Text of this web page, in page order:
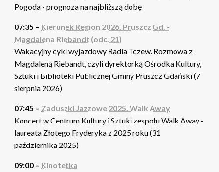
Pogoda - prognoza na najbliższą dobę
07:35 – Kierunek Region 2026. Pruszcz Gd. -
Magdalena Riebandt (odc. 21)
Wakacyjny cykl wyjazdowy Radia Tczew. Rozmowa z
Magdaleną Riebandt, czyli dyrektorką Ośrodka Kultury,
Sztuki i Biblioteki Publicznej Gminy Pruszcz Gdański (7
sierpnia 2026)
07:45 – Zaduszki Jazzowe 2025. Walk Away
Koncert w Centrum Kultury i Sztuki zespołu Walk Away -
laureata Złotego Fryderyka z 2025 roku (31
października 2025)
09:00 – Kinotetka